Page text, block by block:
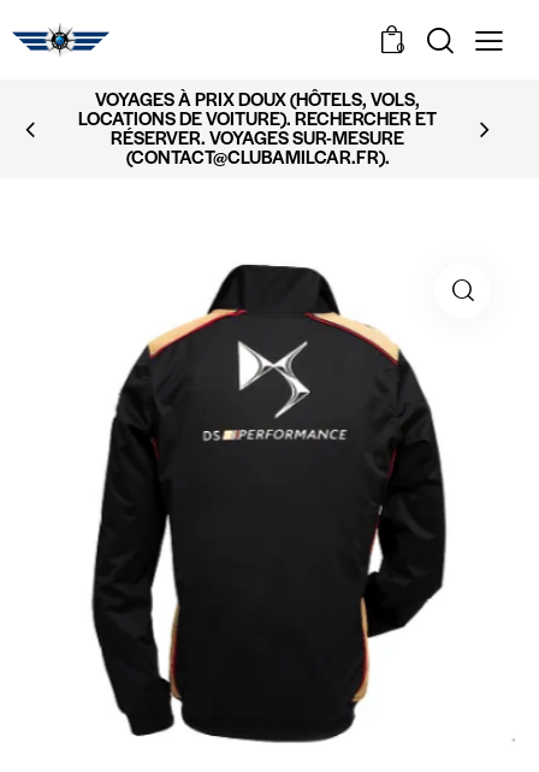
0
VOYAGES À PRIX DOUX (HÔTELS, VOLS,
LOCATIONS DE VOITURE). RECHERCHER ET
RÉSERVER. VOYAGES SUR-MESURE
(CONTACT@CLUBAMILCAR.FR).